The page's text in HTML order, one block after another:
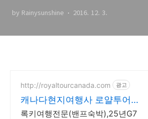
by Rainysunshine 2016. 12. 3.
http://royaltourcanada.com 광고
캐나다현지여행사 로얄투어
25년G7 한국방문단 협력사
록키여행전문(밴프숙박),25년G7